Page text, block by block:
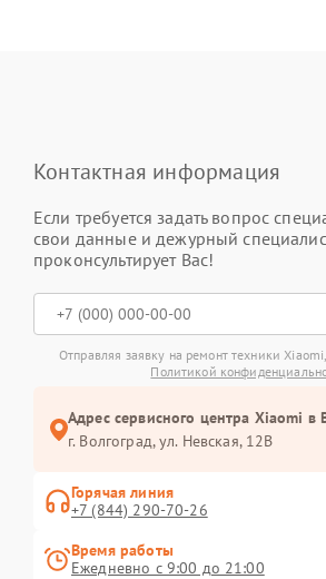
Контактная информация
Если требуется задать вопрос
свои данные и дежурный
проконсультирует Вас!
Отправляя заявку на ремонт техники
Политикой
Адрес сервисного центра Xiaomi в
г. Волгоград, ул. Невская, 12В
Горячая линия
+7 (844) 290-70-26
Время работы
Ежедневно с 9:00 до 21:00